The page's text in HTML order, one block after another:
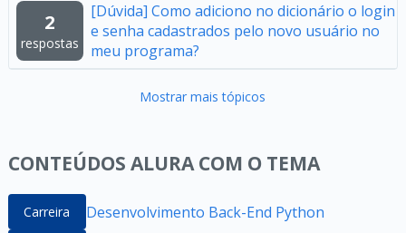
2
respostas
[Dúvida] Como adiciono no dicionário o login
e senha cadastrados pelo novo usuário no
meu programa?
Mostrar mais tópicos
CONTEÚDOS ALURA COM O TEMA
Carreira Desenvolvimento Back-End Python